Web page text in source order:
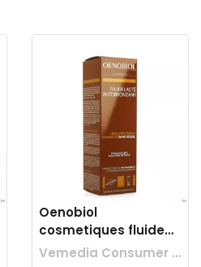
Oenobiol
cosmetiques fluide
lacte autobronz.
Vemedia Consumer Health Belgium